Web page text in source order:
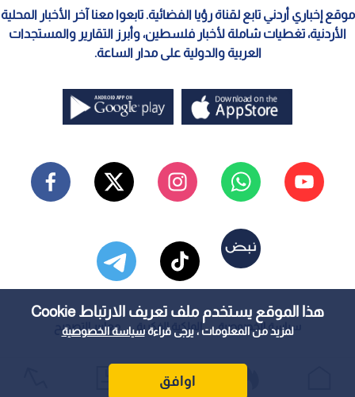
هذا الموقع يستخدم ملف تعريف الارتباط Cookie
لمزيد من المعلومات ، يرجى قراءةسياسة الخصوصية
اوافق
موقع إخباري أردني تابع لقناة رؤيا الفضائية. تابعوا معنا آخر الأخبار المحلية
الأردنية، تغطيات شاملة لأخبار فلسطين، وأبرز التقارير والمستجدات
العربية والدولية على مدار الساعة.
سياسة الخصوصية الملكية الفكرية معايير التصحيح